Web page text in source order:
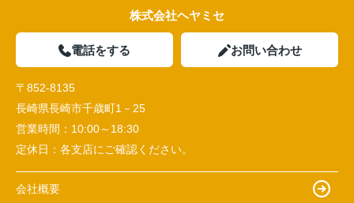
株式会社ヘヤミセ
電話をする お問い合わせ
〒852-8135
長崎県長崎市千歳町1－25
営業時間： 10:00～18:30
定休日： 各支店にご確認ください。
会社概要